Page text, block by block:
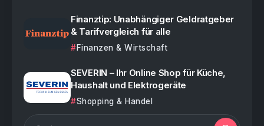
Finanztip: Unabhängiger Geldratgeber
& Tarifvergleich für alle
Finanzen & Wirtschaft
SEVERIN – Ihr Online Shop für Küche,
Haushalt und Elektrogeräte
Shopping & Handel